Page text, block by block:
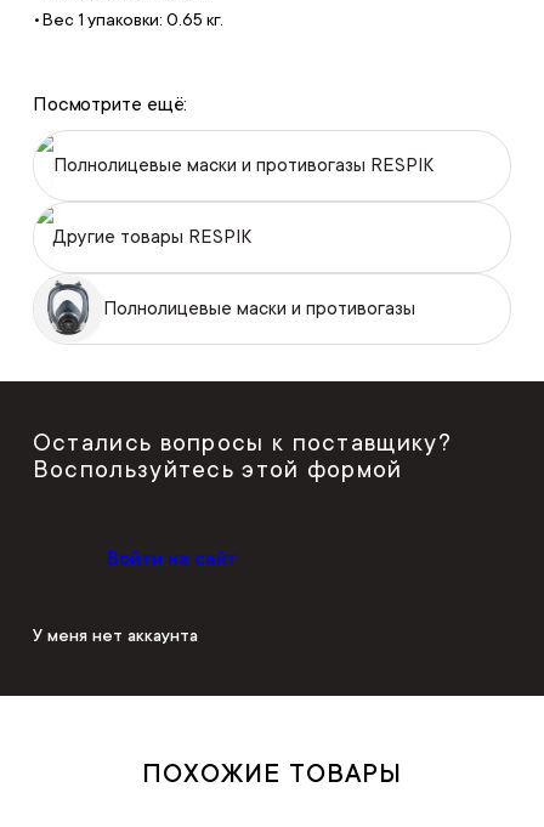
Вес 1 упаковки: 0.65 кг.
Посмотрите ещё:
Полнолицевые маски и противогазы RESPIK
Другие товары RESPIK
Полнолицевые маски и противогазы
Остались вопросы к поставщику?
Воспользуйтесь этой формой
Войти на сайт
У меня нет аккаунта
ПОХОЖИЕ ТОВАРЫ